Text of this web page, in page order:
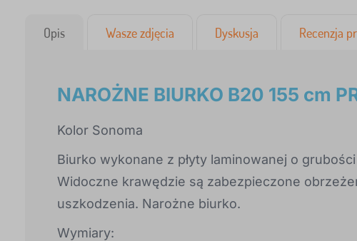
Opis Wasze zdjęcia Dyskusja Recenzja
NAROŻNE BIURKO B20 155 cm
Kolor Sonoma
Biurko wykonane z płyty laminowanej o
Widoczne krawędzie są zabezpieczone
uszkodzenia. Narożne biurko.
Wymiary: